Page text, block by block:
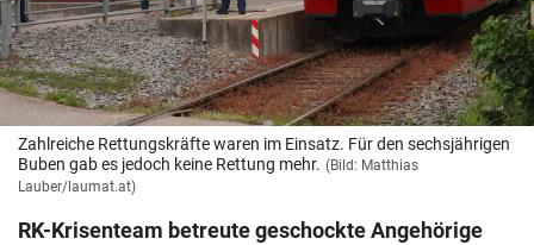
Zahlreiche Rettungskräfte waren im Einsatz. Für den sechsjährigen
Buben gab es jedoch keine Rettung mehr. (Bild: Matthias
Lauber/laumat.at)
RK-Krisenteam betreute geschockte Angehörige